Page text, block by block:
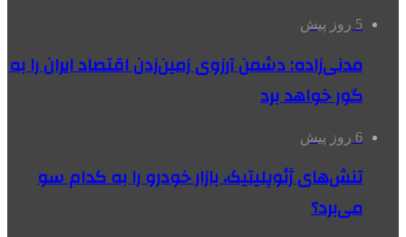
5 روز پیش
مدنی‌زاده: دشمن آرزوی زمین‌زدن اقتصاد ایران را به
گور خواهد برد
6 روز پیش
تنش‌های ژئوپلیتیک، بازار خودرو را به کدام سو
می‌برد؟